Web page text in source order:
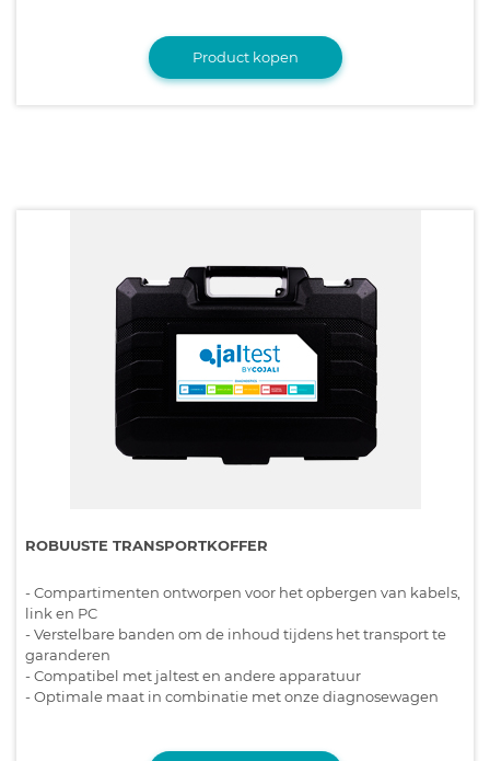
Product kopen
ROBUUSTE TRANSPORTKOFFER
- Compartimenten ontworpen voor het opbergen van kabels,
link en PC
- Verstelbare banden om de inhoud tijdens het transport te
garanderen
- Compatibel met jaltest en andere apparatuur
- Optimale maat in combinatie met onze diagnosewagen